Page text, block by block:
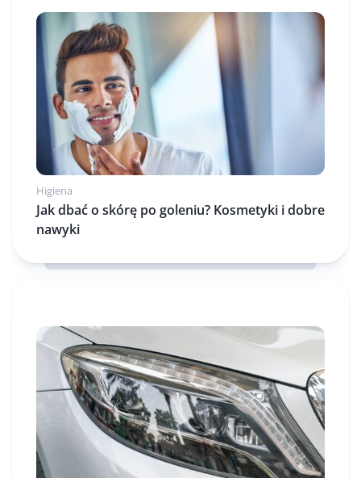
Higiena
Jak dbać o skórę po goleniu? Kosmetyki i dobre
nawyki